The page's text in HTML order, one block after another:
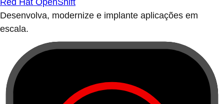
Red Hat OpenShift
Desenvolva, modernize e implante aplicações em
escala.